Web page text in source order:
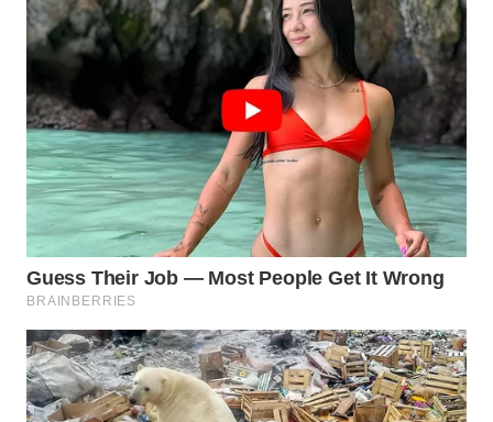
KONSUMEN
WAHANA
WAHANA
TRAVEL
WAHANA
WAHANANEWS
ID
WAHANANEWS
CO ID